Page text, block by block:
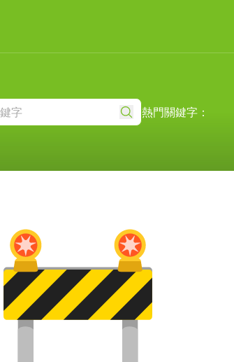
熱門關鍵字：